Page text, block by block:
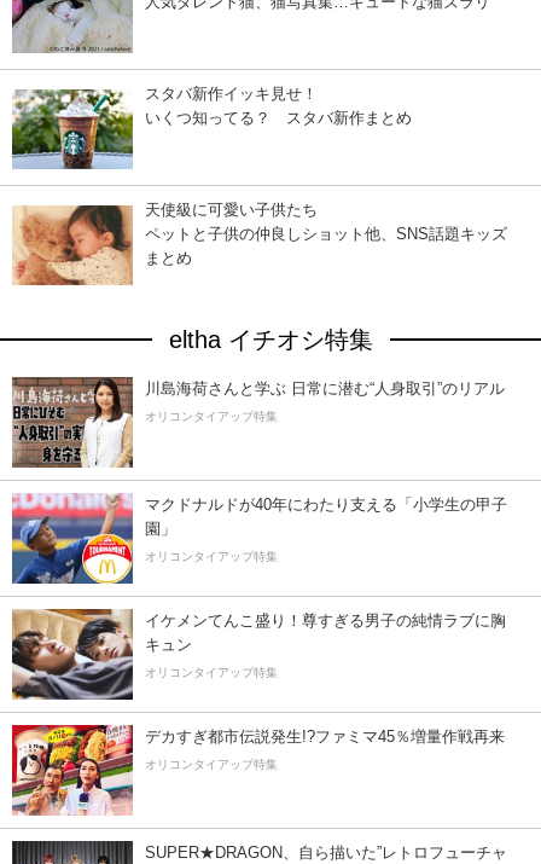
スタバ新作イッキ見せ！
いくつ知ってる？ スタバ新作まとめ
天使級に可愛い子供たち
ペットと子供の仲良しショット他、SNS話題キッズ
まとめ
eltha イチオシ特集
川島海荷さんと学ぶ 日常に潜む“人身取引”のリアル
オリコンタイアップ特集
マクドナルドが40年にわたり支える「小学生の甲子
園」
オリコンタイアップ特集
イケメンてんこ盛り！尊すぎる男子の純情ラブに胸
キュン
オリコンタイアップ特集
デカすぎ都市伝説発生!?ファミマ45％増量作戦再来
オリコンタイアップ特集
SUPER★DRAGON、自ら描いた”レトロフューチャ